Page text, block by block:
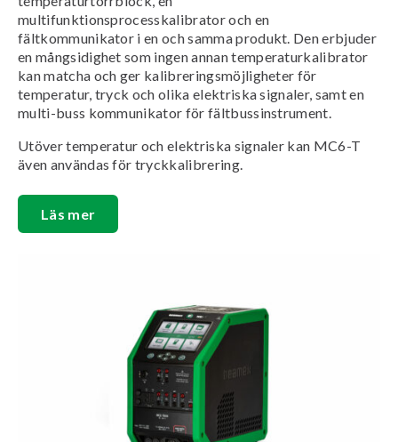
multifunktionsprocesskalibrator och en
fältkommunikator i en och samma produkt. Den erbjuder
en mångsidighet som ingen annan temperaturkalibrator
kan matcha och ger kalibreringsmöjligheter för
temperatur, tryck och olika elektriska signaler, samt en
multi-buss kommunikator för fältbussinstrument.
Utöver temperatur och elektriska signaler kan MC6-T
även användas för tryckkalibrering.
Läs mer